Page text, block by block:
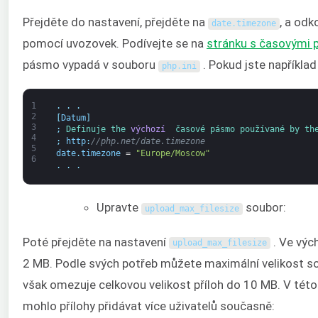
Přejděte do nastavení, přejděte na date.timezone , a
pomocí uvozovek. Podívejte se na stránku s časovými
pásmo vypadá v souboru
php. ini . Pokud jste
1
2
3
4
5
6
. .
.
[Datum]
;
Definuje the výchozí časové pásmo používané by
;
http: //php.net/date.timezone
date.timezone =
"Europe/Moscow"
.
. .
Upravte upload_max_filesize soubor:
Poté přejděte na nastavení upload_max_filesize . Ve
2 MB. Podle svých potřeb můžete maximální velikost
však omezuje celkovou velikost příloh do 10 MB. V
mohlo přílohy přidávat více uživatelů současně: